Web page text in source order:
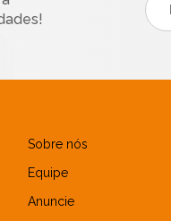
Sobre nós
Equipe
Anuncie